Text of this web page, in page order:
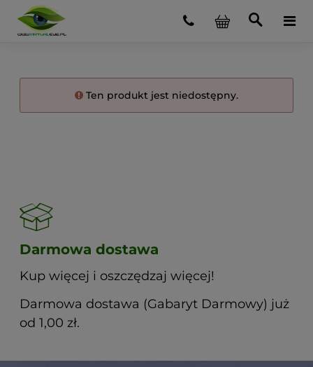
Ten produkt jest niedostępny.
Darmowa dostawa
Kup więcej i oszczędzaj więcej!
Darmowa dostawa (Gabaryt Darmowy) już
od 1,00 zł.